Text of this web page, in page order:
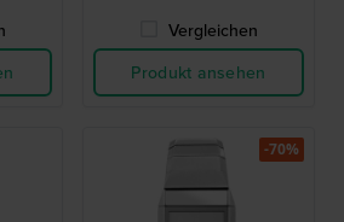
Vergleichen
Produkt ansehen
-70%